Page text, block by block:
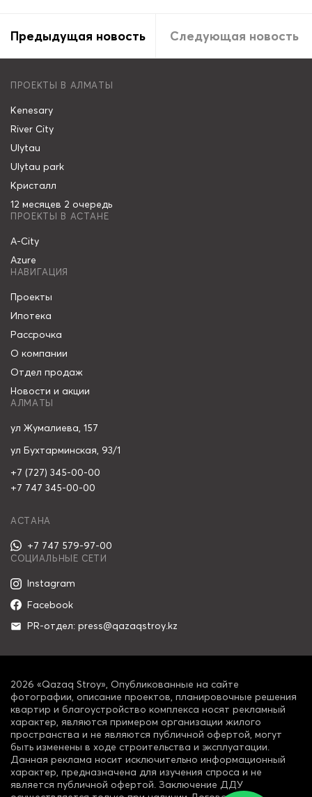
Предыдущая новость Следующая новость
ПРОЕКТЫ В АЛМАТЫ
Kenesary
River City
Ulytau
Ulytau park
Кристалл
12 месяцев 2 очередь
ПРОЕКТЫ В АСТАНЕ
A-City
Azure
НАВИГАЦИЯ
Проекты
Ипотека
Рассрочка
О компании
Отдел продаж
Новости и акции
АЛМАТЫ
ул Жумалиева, 157
ул Бухтарминская, 93/1
+7 (727) 345-00-00
+7 747 345-00-00
АСТАНА
+7 747 579-97-00
СОЦИАЛЬНЫЕ СЕТИ
Instagram
Facebook
PR-отдел: press@qazaqstroy.kz
2026 «Qazaq Stroy», Опубликованные на сайте
фотографии, описание проектов, планировочные решения
квартир и благоустройство комплекса носят рекламный
характер, являются примером организации жилого
пространства и не являются публичной офертой, могут
быть изменены в ходе строительства и эксплуатации.
Данная реклама носит исключительно информационный
характер, предназначена для изучения спроса и не
является публичной офертой. Заключение ДДУ